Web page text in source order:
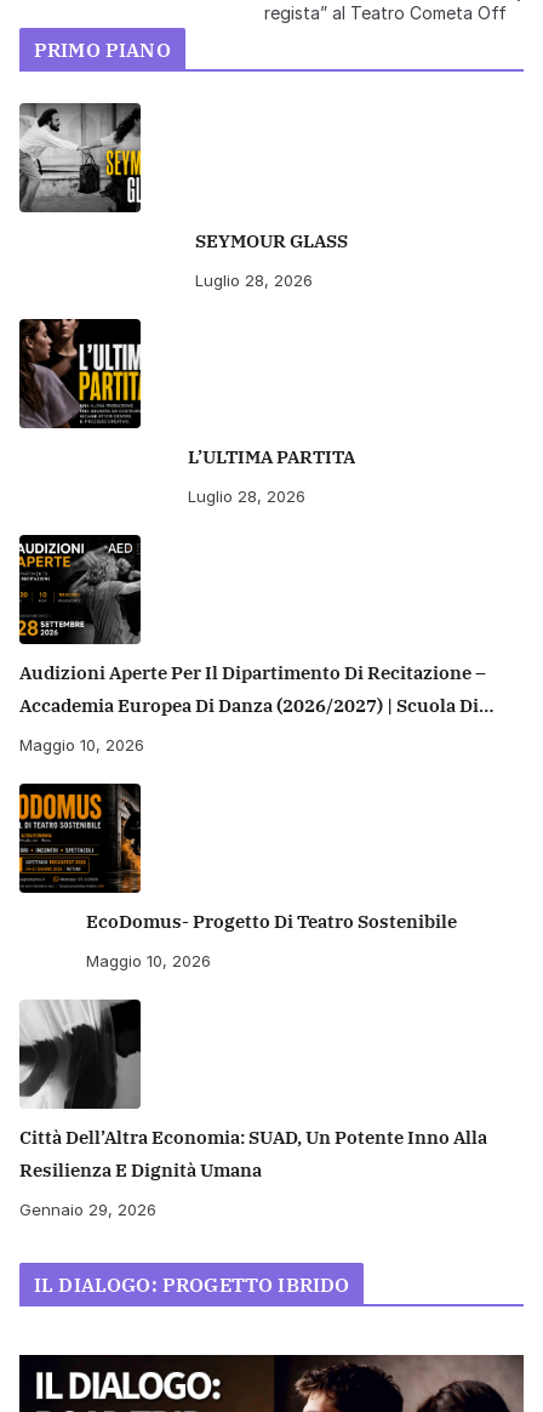
regista” al Teatro Cometa Off
PRIMO PIANO
SEYMOUR GLASS
Luglio 28, 2026
L’ULTIMA PARTITA
Luglio 28, 2026
Audizioni Aperte Per Il Dipartimento Di Recitazione –
Accademia Europea Di Danza (2026/2027) | Scuola Di
Recitazione A Roma
Maggio 10, 2026
EcoDomus- Progetto Di Teatro Sostenibile
Maggio 10, 2026
Città Dell’Altra Economia: SUAD, Un Potente Inno Alla
Resilienza E Dignità Umana
Gennaio 29, 2026
IL DIALOGO: PROGETTO IBRIDO